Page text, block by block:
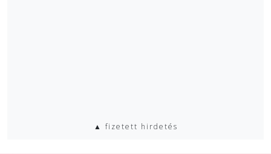
▲ fizetett hirdetés